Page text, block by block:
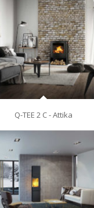
Q-TEE 2 C - Attika